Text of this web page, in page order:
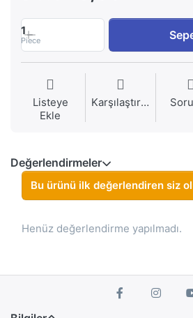
1
Piece
Listeye
Ekle
Karşılaştırma
Değerlendirmeler
Bu ürünü ilk değerlendiren siz
Henüz değerlendirme yapılmadı.